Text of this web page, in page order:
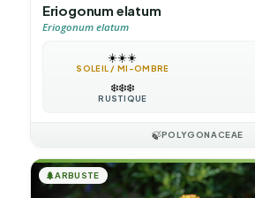
Eriogonum elatum
Eriogonum elatum
☀️☀️☀️
SOLEIL / MI-OMBRE
❄️❄️❄️
RUSTIQUE
🍃POLYGONACEAE
🌲ARBUSTE